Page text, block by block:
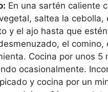
En una sartén caliente
saltea la cebolla,
y el ajo hasta que
el comino,
Cocina por unos 5
ocasionalmente.
y cocina por un